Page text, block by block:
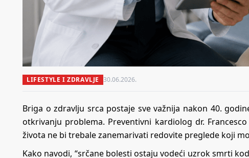
LIFESTYLE I ZDRAVLJE 30.06.2026.
Briga o zdravlju srca postaje sve važnija nakon 40.
otkrivanju problema. Preventivni kardiolog dr.
života ne bi trebale zanemarivati redovite preglede koji
Kako navodi, “srčane bolesti ostaju vodeći uzrok smrti